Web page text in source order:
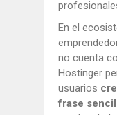
En el
no cuenta
Hostinger
usuarios
frase